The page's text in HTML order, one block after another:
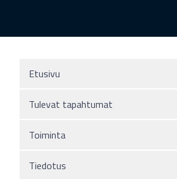
Etusivu
Tulevat tapahtumat
Toiminta
Tiedotus